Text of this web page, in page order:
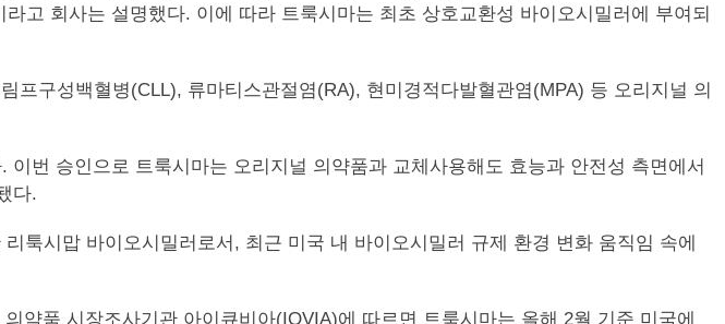
고 회사는 설명했다. 이에 따라 트룩시마는 최초 상호교환성 바이오시밀러에 부여되
구성백혈병(CLL), 류마티스관절염(RA), 현미경적다발혈관염(MPA) 등 오리지널 의
번 승인으로 트룩시마는 오리지널 의약품과 교체사용해도 효능과 안전성 측면에서
다.
툭시맙 바이오시밀러로서, 최근 미국 내 바이오시밀러 규제 환경 변화 움직임 속에
약품 시장조사기관 아이큐비아(IQVIA)에 따르면 트룩시마는 올해 2월 기준 미국에